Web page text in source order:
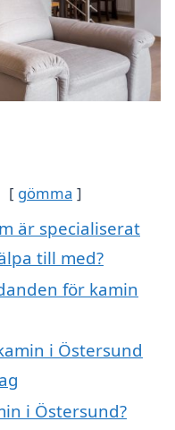
gömma
är specialiserat
till med?
för kamin
i Östersund
i Östersund?